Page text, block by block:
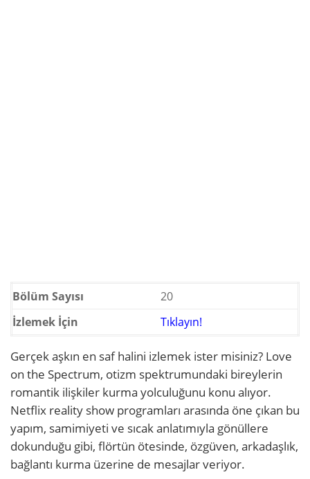
Bölüm Sayısı
20
İzlemek İçin
Tıklayın!
Gerçek aşkın en saf halini izlemek ister misiniz? Love
on the Spectrum, otizm spektrumundaki bireylerin
romantik ilişkiler kurma yolculuğunu konu alıyor.
Netflix reality show programları arasında öne çıkan bu
yapım, samimiyeti ve sıcak anlatımıyla gönüllere
dokunduğu gibi, flörtün ötesinde, özgüven, arkadaşlık,
bağlantı kurma üzerine de mesajlar veriyor.